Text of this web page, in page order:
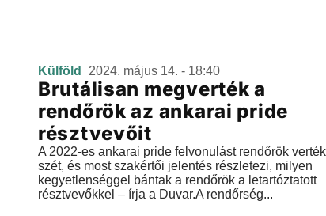
Külföld 2024. május 14. - 18:40
Brutálisan megverték a
rendőrök az ankarai pride
résztvevőit
A 2022-es ankarai pride felvonulást rendőrök verték
szét, és most szakértői jelentés részletezi, milyen
kegyetlenséggel bántak a rendőrök a letartóztatott
résztvevőkkel – írja a Duvar.A rendőrség...